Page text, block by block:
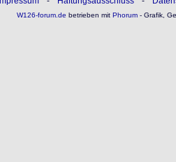
W126-forum.de betrieben mitPhorum- Grafik,